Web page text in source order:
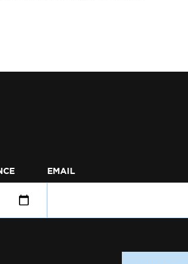
EMAIL